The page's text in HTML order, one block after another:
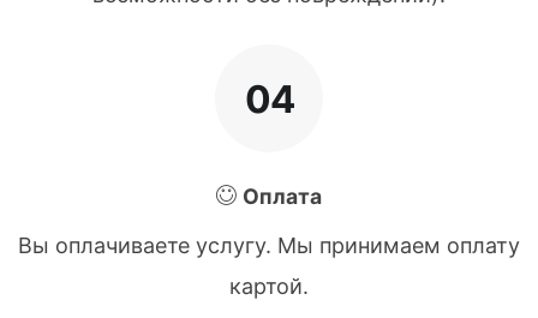
04
Оплата
Вы оплачиваете услугу. Мы принимаем оплату
картой.